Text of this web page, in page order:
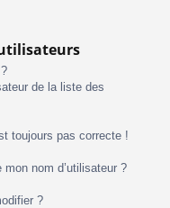
de la liste des
toujours pas correcte !
nom d’utilisateur ?
?